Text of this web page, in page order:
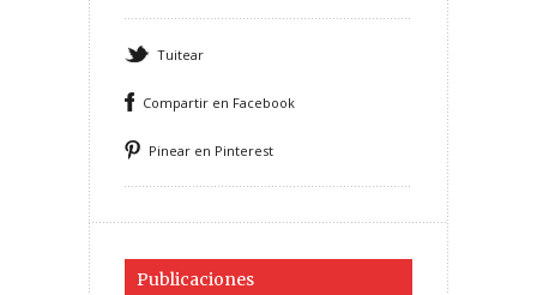
Tuitear
Compartir en Facebook
Pinear en Pinterest
Publicaciones